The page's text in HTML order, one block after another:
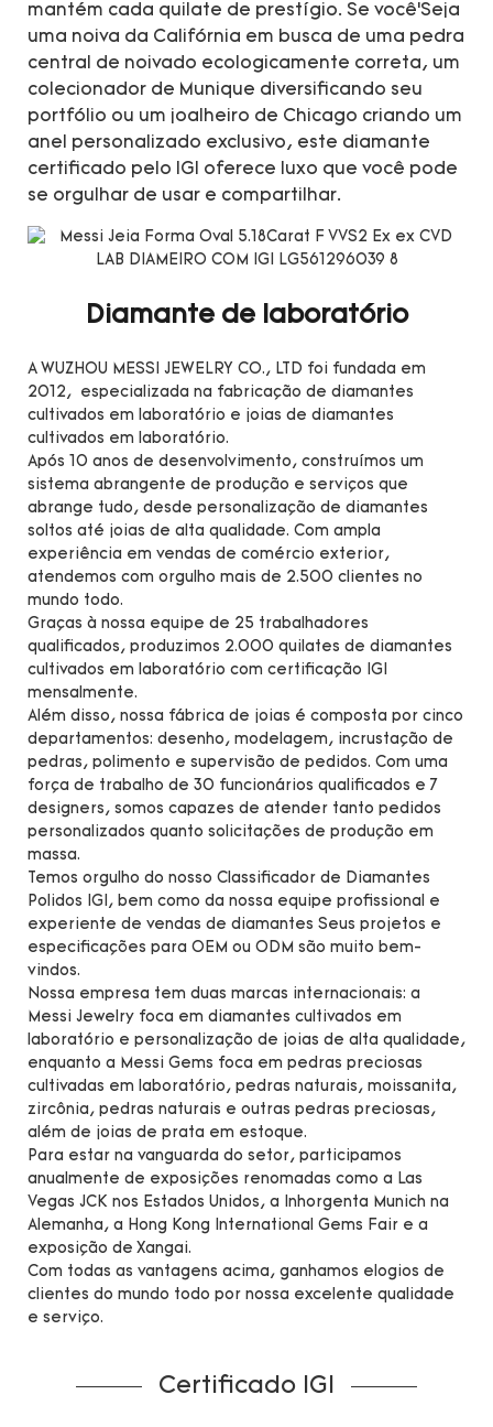
mantém cada quilate de prestígio. Se você’Seja
uma noiva da Califórnia em busca de uma pedra
central de noivado ecologicamente correta, um
colecionador de Munique diversificando seu
portfólio ou um joalheiro de Chicago criando um
anel personalizado exclusivo, este diamante
certificado pelo IGI oferece luxo que você pode
se orgulhar de usar e compartilhar.
Diamante de laboratório
A WUZHOU MESSI JEWELRY CO., LTD foi fundada em
2012, especializada na fabricação de diamantes
cultivados em laboratório e joias de diamantes
cultivados em laboratório.
Após 10 anos de desenvolvimento, construímos um
sistema abrangente de produção e serviços que
abrange tudo, desde personalização de diamantes
soltos até joias de alta qualidade. Com ampla
experiência em vendas de comércio exterior,
atendemos com orgulho mais de 2.500 clientes no
mundo todo.
Graças à nossa equipe de 25 trabalhadores
qualificados, produzimos 2.000 quilates de diamantes
cultivados em laboratório com certificação IGI
mensalmente.
Além disso, nossa fábrica de joias é composta por cinco
departamentos: desenho, modelagem, incrustação de
pedras, polimento e supervisão de pedidos. Com uma
força de trabalho de 30 funcionários qualificados e 7
designers, somos capazes de atender tanto pedidos
personalizados quanto solicitações de produção em
massa.
Temos orgulho do nosso Classificador de Diamantes
Polidos IGI, bem como da nossa equipe profissional e
experiente de vendas de diamantes Seus projetos e
especificações para OEM ou ODM são muito bem-
vindos.
Nossa empresa tem duas marcas internacionais: a
Messi Jewelry foca em diamantes cultivados em
laboratório e personalização de joias de alta qualidade,
enquanto a Messi Gems foca em pedras preciosas
cultivadas em laboratório, pedras naturais, moissanita,
zircônia, pedras naturais e outras pedras preciosas,
além de joias de prata em estoque.
Para estar na vanguarda do setor, participamos
anualmente de exposições renomadas como a Las
Vegas JCK nos Estados Unidos, a Inhorgenta Munich na
Alemanha, a Hong Kong International Gems Fair e a
exposição de Xangai.
Com todas as vantagens acima, ganhamos elogios de
clientes do mundo todo por nossa excelente qualidade
e serviço.
Certificado IGI